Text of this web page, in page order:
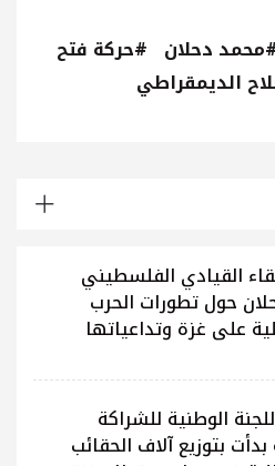
دحلان #حركة فتح
الديمقراطي
القيادي الفلسطيني
حول تطورات الحرب
على غزة وتداعياتها
الوطنية للشراكة
بدأت بتوزيع آلاف الحقائب